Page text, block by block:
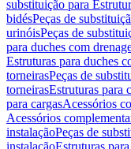
substituição para
bidésPeças de
urinóisPeças de
para duches com
Estruturas para duches
torneirasPeças de
torneirasEstruturas para
para cargasAcessórios
Acessórios
instalaçãoPeças de
instalaçãoEstruturas